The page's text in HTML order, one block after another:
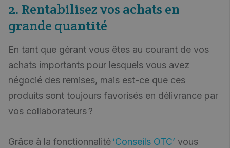
2. Rentabilisez vos achats en
grande quantité
En tant que gérant vous êtes au courant de vos
achats importants pour lesquels vous avez
négocié des remises, mais est-ce que ces
produits sont toujours favorisés en délivrance par
vos collaborateurs ?
Grâce à la fonctionnalité‘Conseils OTC’ vous